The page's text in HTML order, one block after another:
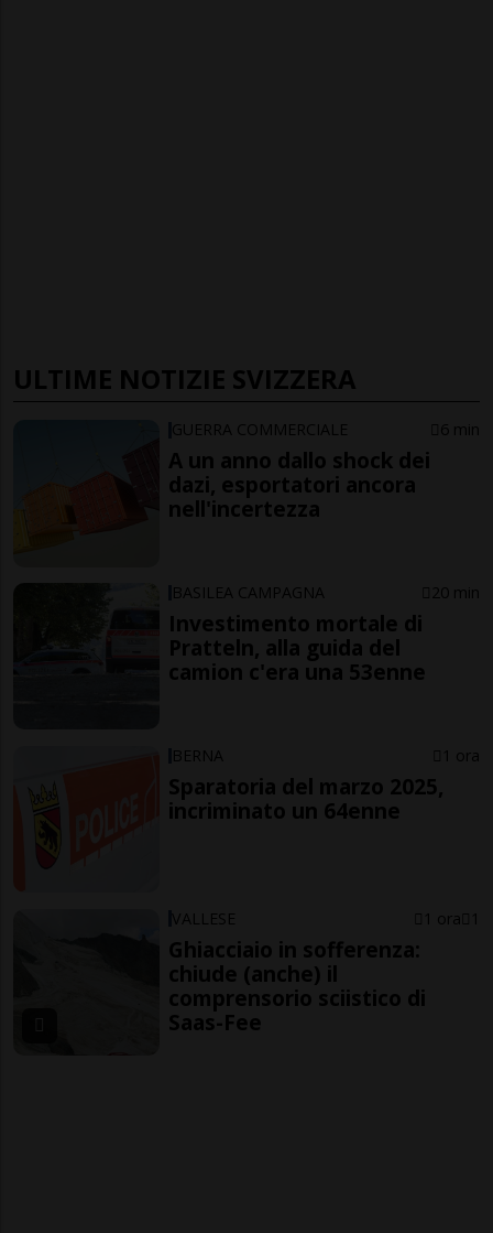
ULTIME NOTIZIE SVIZZERA
GUERRA COMMERCIALE 6 min
A un anno dallo shock dei
dazi, esportatori ancora
nell'incertezza
BASILEA CAMPAGNA 20 min
Investimento mortale di
Pratteln, alla guida del
camion c'era una 53enne
BERNA 1 ora
Sparatoria del marzo 2025,
incriminato un 64enne
VALLESE 1 ora 1
Ghiacciaio in sofferenza:
chiude (anche) il
comprensorio sciistico di
Saas-Fee